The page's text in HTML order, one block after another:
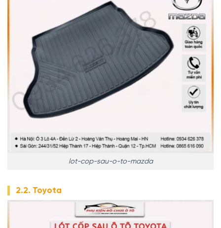
lot-cop-sau-o-to-mazda
2.2. Toyota